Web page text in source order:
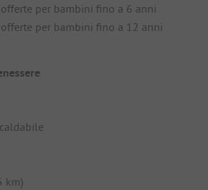
per bambini fino a 6 anni
per bambini fino a 12 anni
km)